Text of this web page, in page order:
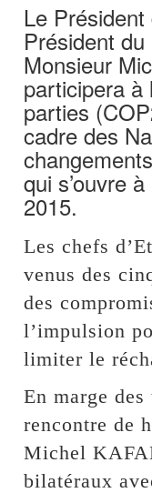
Le
Président
Monsieur
participera à
parties
cadre des
qui s’ouvre
2015.
Les chefs
venus des
des
l’impulsion
limiter le
En marge
rencontre de
Michel
bilatéraux